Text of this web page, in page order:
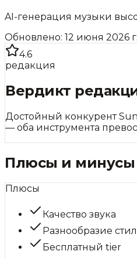
AI-генерация музыки
Обновлено: 12 июня 2026 г.
4.6
редакция
Вердикт
Достойный конкурент
— оба инструмента
Плюсы и минусы
Плюсы
Качество звука
Разнообразие
Бесплатный tier